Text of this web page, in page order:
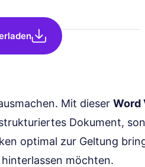
Mit dieser Word
Dokument,
optimal zur Geltung
möchten.